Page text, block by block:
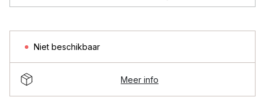
Niet beschikbaar
Meer info